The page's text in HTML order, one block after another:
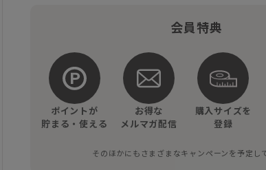
会員特典
ポイントが
貯まる・使える
お得な
メルマガ配信
購入サイズを
登録
そのほかにもさまざまなキャンペーンを予定し